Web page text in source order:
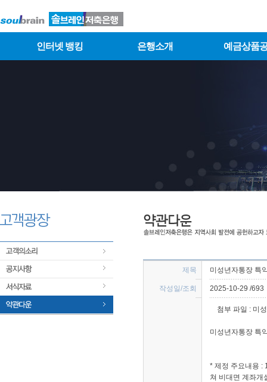
인터넷 뱅킹 은행소개 예금상품
제목 미성년자통장 특
작성일/조회 2025-10-29 /693
첨부 파일 : 미
미성년자통장 특
* 제정 주요내용 :
쳐 비대면 계좌개